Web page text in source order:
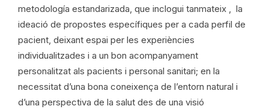
metodología estandarizada, que inclogui tanmateix , la
ideació de propostes específiques per a cada perfil de
pacient, deixant espai per les experiències
individualitzades i a un bon acompanyament
personalitzat als pacients i personal sanitari; en la
necessitat d’una bona coneixença de l’entorn natural i
d’una perspectiva de la salut des de una visió